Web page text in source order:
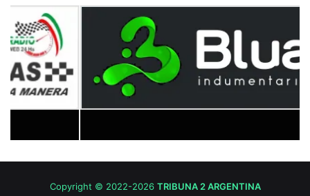
Copyright © 2022-2026 TRIBUNA 2 ARGENTINA